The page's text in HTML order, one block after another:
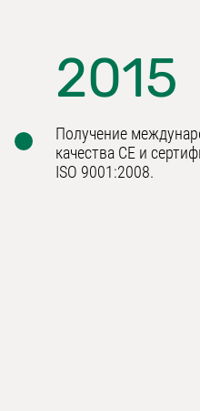
2015
Получение
качества СЕ и
ISO 9001:2008.